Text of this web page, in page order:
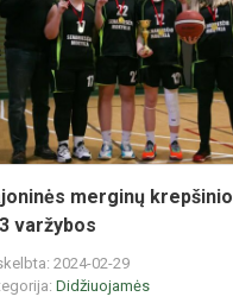
merginų krepšinio
varžybos
2024-02-29
Didžiuojamės